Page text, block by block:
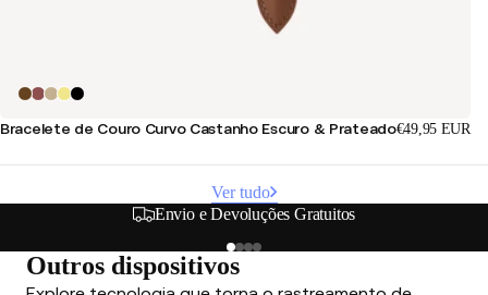
Bracelete de Couro Curvo Castanho Escuro & Prateado€49,95 EUR
Ver tudo
Opções de Pagamento Seguras e Flexíveis
Outros dispositivos